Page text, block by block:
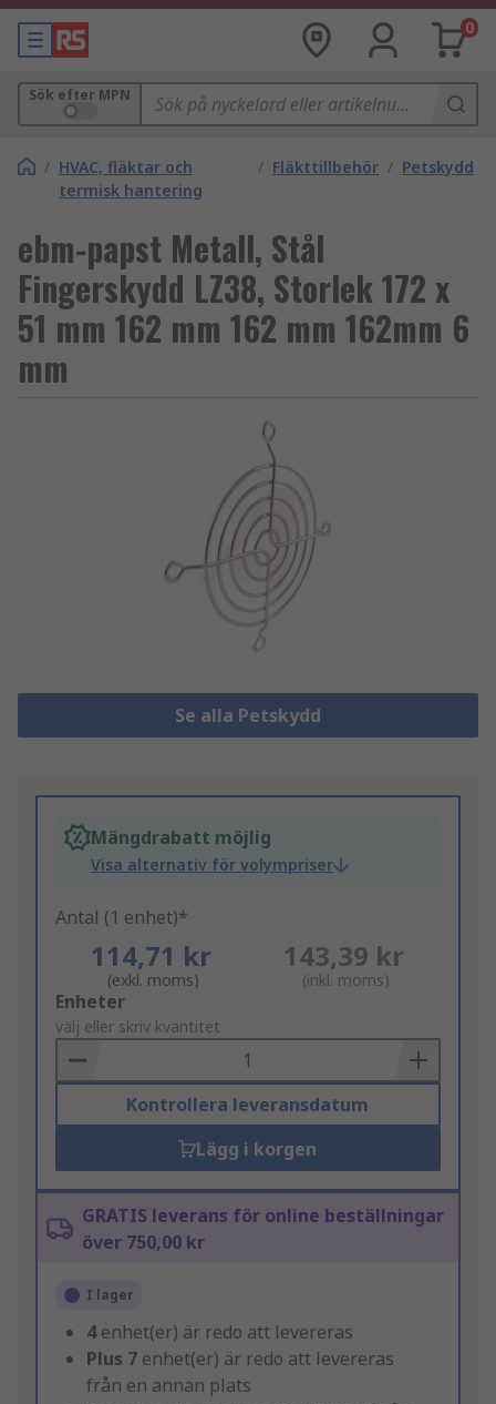
0
Sök efter MPN
/ HVAC, fläktar och
termisk hantering
/ Fläkttillbehör / Petskydd
ebm-papst Metall, Stål
Fingerskydd LZ38, Storlek 172 x
51 mm 162 mm 162 mm 162mm 6
mm
Se alla Petskydd
Mängdrabatt möjlig
Visa alternativ för volympriser
Antal (1 enhet)*
114,71 kr
(exkl. moms)
143,39 kr
(inkl. moms)
Add
to
Basket
Enheter
välj eller skriv kvantitet
Kontrollera leveransdatum
Lägg i korgen
GRATIS leverans för online beställningar
över 750,00 kr
I lager
4enhet(er) är redo att levereras
Plus 7 enhet(er) är redo att levereras
från en annan plats